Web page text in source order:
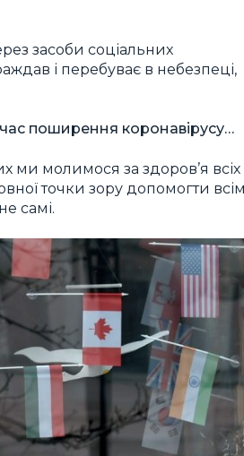
засоби соціальних
і перебуває в небезпеці,
поширення коронавірусу…
ми молимося за здоров’я всіх
точки зору допомогти
самі.